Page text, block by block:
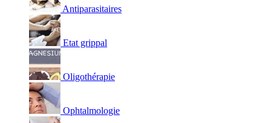
Antiparasitaires
Etat grippal
Oligothérapie
Ophtalmologie